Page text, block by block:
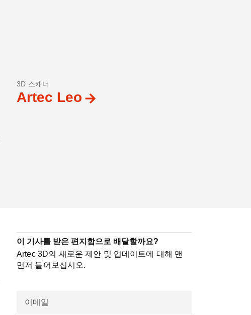
3D 스캐너
Artec Leo
이 기사를 받은 편지함으로 배달할까요?
Artec 3D의 새로운 제안 및 업데이트에 대해 맨
먼저 들어보십시오.
이메일